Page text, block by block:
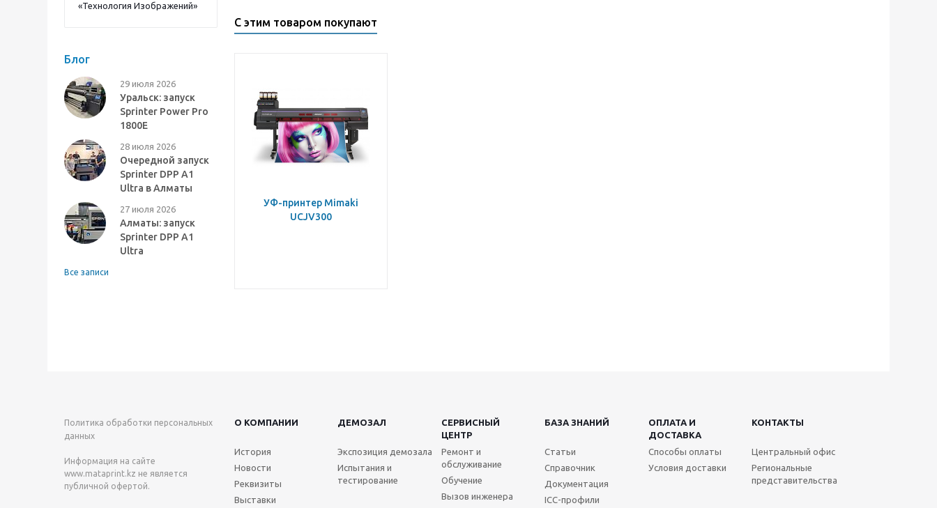
«Технология Изображений»
Блог
29 июля 2026
Уральск: запуск
Sprinter Power Pro
1800E
28 июля 2026
Очередной запуск
Sprinter DPP A1
Ultra в Алматы
27 июля 2026
Алматы: запуск
Sprinter DPP A1
Ultra
Все записи
С этим товаром покупают
УФ-принтер Mimaki
UCJV300
Политика обработки персональных
данных
Информация на сайте
www.mataprint.kz не является
публичной офертой.
О КОМПАНИИ ДЕМОЗАЛ
СЕРВИСНЫЙ
ЦЕНТР
БАЗА ЗНАНИЙ
ОПЛАТА И
ДОСТАВКА
КОНТАКТЫ
История
Новости
Реквизиты
Выставки
Экспозиция демозала
Испытания и
тестирование
Ремонт и
обслуживание
Обучение
Вызов инженера
Статьи
Справочник
Документация
ICC-профили
Способы оплаты
Условия доставки
Центральный офис
Региональные
представительства